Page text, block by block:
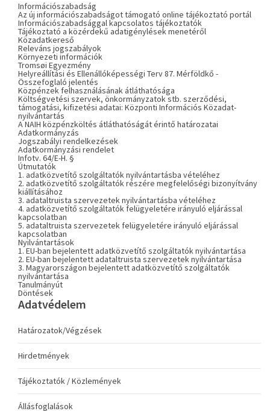
Információszabadság
Az új információszabadságot támogató online tájékoztató portál
Információszabadsággal kapcsolatos tájékoztatók
Tájékoztató a közérdekű adatigénylések menetéről
Közadatkereső
Releváns jogszabályok
Környezeti információk
Tromsøi Egyezmény
Helyreállítási és Ellenállóképességi Terv 87. Mérföldkő -
Összefoglaló jelentés
Közpénzek felhasználásának átláthatósága
Költségvetési szervek, önkormányzatok stb. szerződési,
támogatási, kifizetési adatai: Központi Információs Közadat-
nyilvántartás
A NAIH közpénzköltés átláthatóságát érintő határozatai
Adatkormányzás
Jogszabályi rendelkezések
Adatkormányzási rendelet
Infotv. 64/E-H. §
Útmutatók
1. adatközvetítő szolgáltatók nyilvántartásba vételéhez
2. adatközvetítő szolgáltatók részére megfelelőségi bizonyítvány
kiállításához
3. adataltruista szervezetek nyilvántartásba vételéhez
4. adatközvetítő szolgáltatók felügyeletére irányuló eljárással
kapcsolatban
5. adataltruista szervezetek felügyeletére irányuló eljárással
kapcsolatban
Nyilvántartások
1. EU-ban bejelentett adatközvetítő szolgáltatók nyilvántartása
2. EU-ban bejelentett adataltruista szervezetek nyilvántartása
3. Magyarországon bejelentett adatközvetítő szolgáltatók
nyilvántartása
Tanulmányút
Döntések
Adatvédelem
Határozatok/Végzések
Hirdetmények
Tájékoztatók / Közlemények
Állásfoglalások